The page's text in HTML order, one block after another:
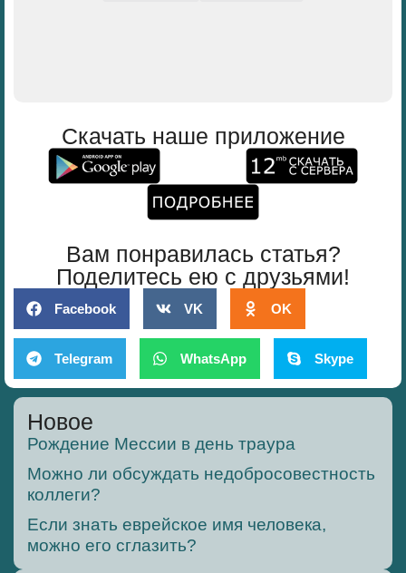
Скачать наше приложение
Вам понравилась статья?
Поделитесь ею с друзьями!
Facebook VK OK
Telegram WhatsApp Skype
Новое
Рождение Мессии в день траура
Можно ли обсуждать недобросовестность
коллеги?
Если знать еврейское имя человека,
можно его сглазить?